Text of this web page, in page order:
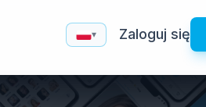
▾ Zaloguj się